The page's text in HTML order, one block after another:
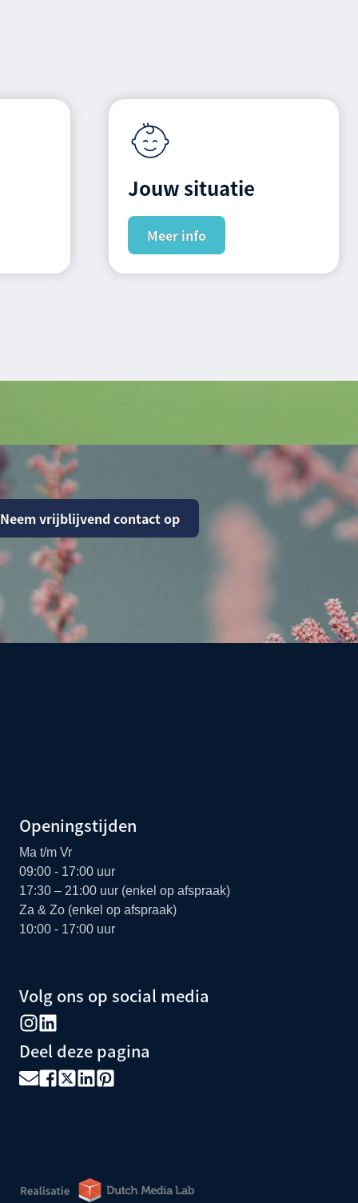
Jouw situatie
Meer info
Neem vrijblijvend contact op
Openingstijden
Ma t/m Vr
09:00 - 17:00 uur
17:30 – 21:00 uur (enkel op afspraak)
Za & Zo (enkel op afspraak)
10:00 - 17:00 uur
Volg ons op social media
Deel deze pagina